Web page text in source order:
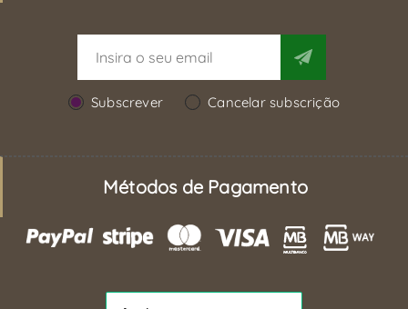
Subscrever Cancelar subscrição
Métodos de Pagamento